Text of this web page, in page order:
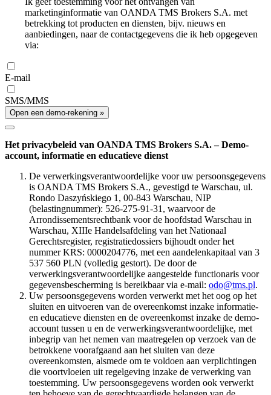
marketinginformatie van OANDA TMS Brokers S.A. met
betrekking tot producten en diensten, bijv. nieuws en
aanbiedingen, naar de contactgegevens die ik heb opgegeven
via:
E-mail
SMS/MMS
Open een demo-rekening »
Het privacybeleid van OANDA TMS Brokers S.A. – Demo-
account, informatie en educatieve dienst
De verwerkingsverantwoordelijke voor uw persoonsgegevens
is OANDA TMS Brokers S.A., gevestigd te Warschau, ul.
Rondo Daszyńskiego 1, 00-843 Warschau, NIP
(belastingnummer): 526-275-91-31, waarvoor de
Arrondissementsrechtbank voor de hoofdstad Warschau in
Warschau, XIIIe Handelsafdeling van het Nationaal
Gerechtsregister, registratiedossiers bijhoudt onder het
nummer KRS: 0000204776, met een aandelenkapitaal van 3
537 560 PLN (volledig gestort). De door de
verwerkingsverantwoordelijke aangestelde functionaris voor
gegevensbescherming is bereikbaar via e-mail: odo@tms.pl.
Uw persoonsgegevens worden verwerkt met het oog op het
sluiten en uitvoeren van de overeenkomst inzake informatie-
en educatieve diensten en de overeenkomst inzake de demo-
account tussen u en de verwerkingsverantwoordelijke, met
inbegrip van het nemen van maatregelen op verzoek van de
betrokkene voorafgaand aan het sluiten van deze
overeenkomsten, alsmede om te voldoen aan verplichtingen
die voortvloeien uit regelgeving inzake de verwerking van
toestemming. Uw persoonsgegevens worden ook verwerkt